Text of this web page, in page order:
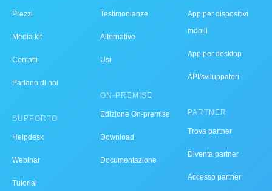
Prezzi
Media kit
Contatti
Parlano di noi
SUPPORTO
Helpdesk
Webinar
Tutorial
Testimonianze
Alternative
Usi
ON-PREMISE
Edizione On-premise
Download
Documentazione
App per dispositivi
mobili
App per desktop
API/sviluppatori
PARTNER
Trova partner
Diventa partner
Accesso partner